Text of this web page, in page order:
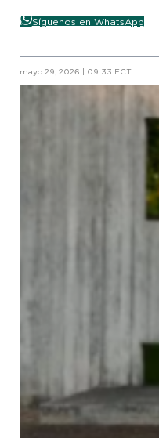
Síguenos en WhatsApp
mayo 29, 2026 | 09:33 ECT